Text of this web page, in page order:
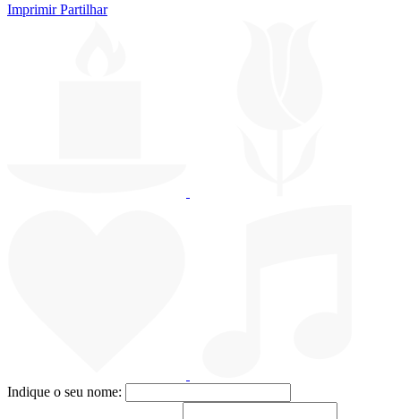
Imprimir Partilhar
Indique o seu nome: